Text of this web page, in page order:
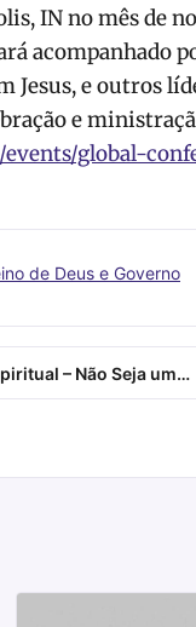
IN no mês de
acompanhado
e outros
e
global-
de Deus e Governo
– Não Seja um…